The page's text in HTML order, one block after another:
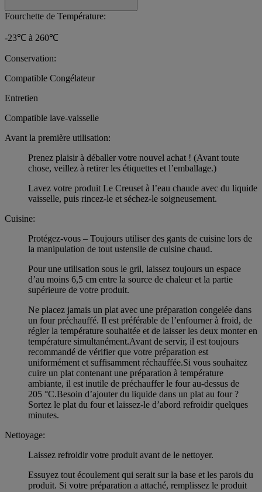
Fourchette de Température:
-23℃ à 260℃
Conservation:
Compatible Congélateur
Entretien
Compatible lave-vaisselle
Avant la première utilisation:
Prenez plaisir à déballer votre nouvel achat ! (Avant toute
chose, veillez à retirer les étiquettes et l’emballage.)
Lavez votre produit Le Creuset à l’eau chaude avec du liquide
vaisselle, puis rincez-le et séchez-le soigneusement.
Cuisine:
Protégez-vous – Toujours utiliser des gants de cuisine lors de
la manipulation de tout ustensile de cuisine chaud.
Pour une utilisation sous le gril, laissez toujours un espace
d’au moins 6,5 cm entre la source de chaleur et la partie
supérieure de votre produit.
Ne placez jamais un plat avec une préparation congelée dans
un four préchauffé. Il est préférable de l’enfourner à froid, de
régler la température souhaitée et de laisser les deux monter en
température simultanément.Avant de servir, il est toujours
recommandé de vérifier que votre préparation est
uniformément et suffisamment réchauffée.Si vous souhaitez
cuire un plat contenant une préparation à température
ambiante, il est inutile de préchauffer le four au-dessus de
205 °C.Besoin d’ajouter du liquide dans un plat au four ?
Sortez le plat du four et laissez-le d’abord refroidir quelques
minutes.
Nettoyage:
Laissez refroidir votre produit avant de le nettoyer.
Essuyez tout écoulement qui serait sur la base et les parois du
produit. Si votre préparation a attaché, remplissez le produit